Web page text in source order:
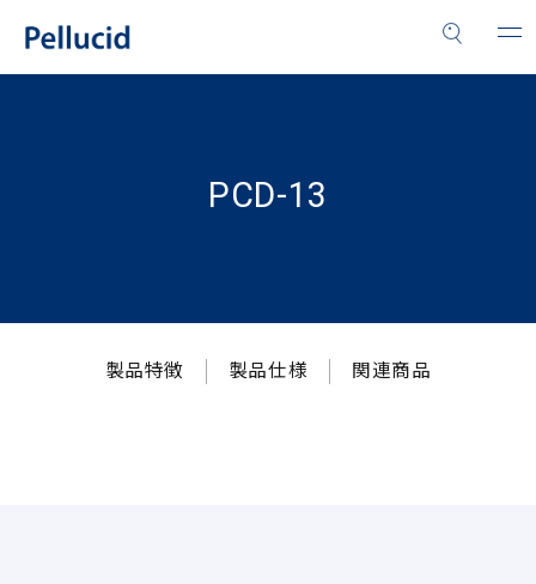
PCD-13
製品特徴 製品仕様 関連商品